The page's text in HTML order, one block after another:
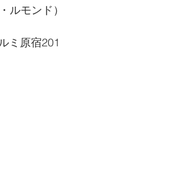
ルモンド）
ミ原宿201